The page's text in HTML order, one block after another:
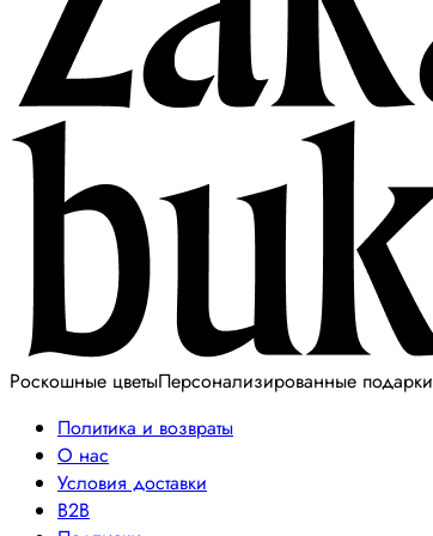
Роскошные цветыПерсонализированные подарки
Политика и возвраты
О нас
Условия доставки
B2B